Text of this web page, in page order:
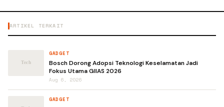
ARTIKEL TERKAIT
GADGET
Bosch Dorong Adopsi Teknologi Keselamatan Jadi
Fokus Utama GIIAS 2026
Aug 6, 2026
GADGET